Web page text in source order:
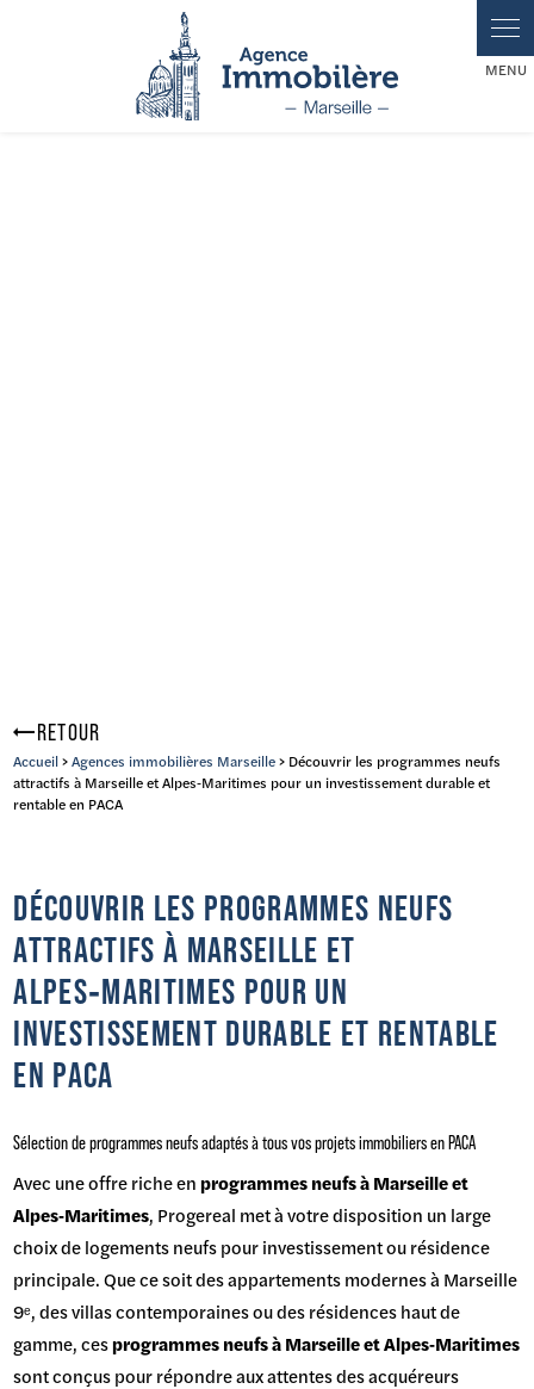
RETOUR
Accueil>Agences immobilières Marseille> Découvrir les programmes neufs
attractifs à Marseille et Alpes‑Maritimes pour un investissement durable et
rentable en PACA
DÉCOUVRIR LES PROGRAMMES NEUFS
ATTRACTIFS À MARSEILLE ET
ALPES‑MARITIMES POUR UN
INVESTISSEMENT DURABLE ET RENTABLE
EN PACA
Sélection de programmes neufs adaptés à tous vos projets immobiliers en PACA
Avec une offre riche enprogrammes neufs à Marseille et
Alpes‑Maritimes, Progereal met à votre disposition un large
choix de logements neufs pour investissement ou résidence
principale. Que ce soit des appartements modernes à Marseille
9ᵉ, des villas contemporaines ou des résidences haut de
gamme, cesprogrammes neufs à Marseille et Alpes‑Maritimes
sont conçus pour répondre aux attentes des acquéreurs
Panneau de gestion des cookies